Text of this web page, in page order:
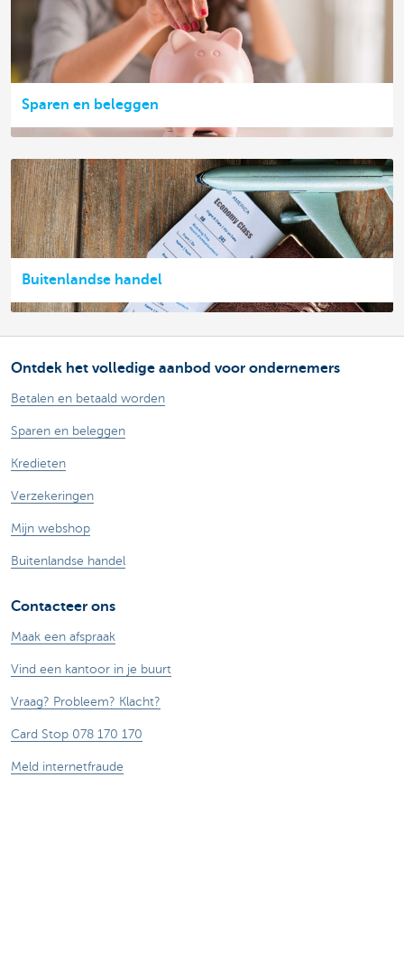
Sparen en beleggen
Buitenlandse handel
Ontdek het volledige aanbod voor ondernemers
Betalen en betaald worden
Sparen en beleggen
Kredieten
Verzekeringen
Mijn webshop
Buitenlandse handel
Contacteer ons
Maak een afspraak
Vind een kantoor in je buurt
Vraag? Probleem? Klacht?
Card Stop 078 170 170
Meld internetfraude